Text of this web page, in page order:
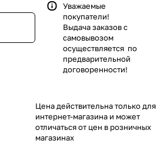
Уважаемые
покупатели!
Выдача заказов с
самовывозом
осуществляется по
предварительной
договоренности!
Цена действительна только для
интернет-магазина и может
отличаться от цен в розничных
магазинах